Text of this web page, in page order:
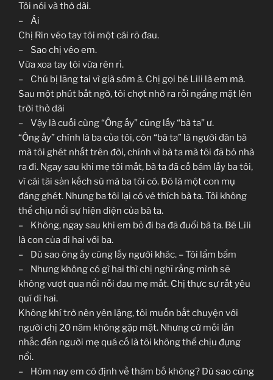
Tôi nói và thở dài.
– Ái
Chị Rin véo tay tôi một cái rõ đau.
– Sao chị véo em.
Vừa xoa tay tôi vừa rên rỉ.
– Chú bị lãng tai vì già sớm à. Chị gọi bé Lili là em mà.
Sau một phút bất ngờ, tôi chợt nhớ ra rồi ngẩng mặt lên
trời thở dài
– Vậy là cuối cùng “Ông ấy” cũng lấy “bà ta” ư.
“Ông ấy” chính là ba của tôi, còn “bà ta” là người đàn bà
mà tôi ghét nhất trên đời, chính vì bà ta mà tôi đã bỏ nhà
ra đi. Ngay sau khi mẹ tôi mất, bà ta đã cố bám lấy ba tôi,
vì cái tài sản kếch sù mà ba tôi có. Đó là một con mụ
đáng ghét. Nhưng ba tôi lại có vẻ thích bà ta. Tôi không
thể chịu nổi sự hiện diện của bà ta.
– Không, ngay sau khi em bỏ đi ba đã đuổi bà ta. Bé Lili
là con của dì hai với ba.
– Dù sao ông ấy cũng lấy người khác. – Tôi lẩm bẩm
– Nhưng không có gì hai thì chị nghĩ rằng mình sẽ
không vượt qua nổi nỗi đau mẹ mất. Chị thực sự rất yêu
quí dì hai.
Không khí trở nên yên lặng, tôi muốn bắt chuyện với
người chị 20 năm không gặp mặt. Nhưng cứ mỗi lần
nhắc đến người mẹ quá cố là tôi không thể chịu đựng
nổi.
– Hôm nay em có định về thăm bố không? Dù sao cũng